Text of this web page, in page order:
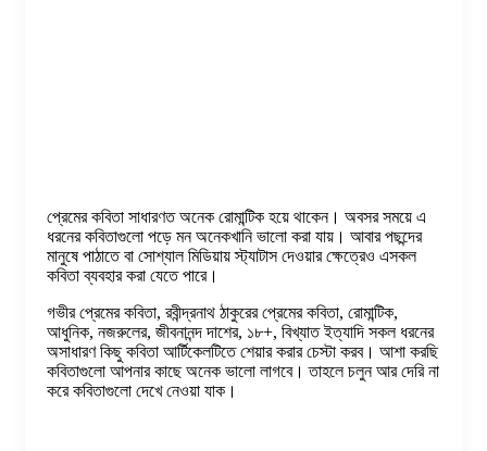
প্রেমের কবিতা সাধারণত অনেক রোমান্টিক হয়ে থাকেন। অবসর সময়ে এ
ধরনের কবিতাগুলো পড়ে মন অনেকখানি ভালো করা যায়। আবার পছন্দের
মানুষে পাঠাতে বা সোশ্যাল মিডিয়ায় স্ট্যাটাস দেওয়ার ক্ষেত্রেও এসকল
কবিতা ব্যবহার করা যেতে পারে।
গভীর প্রেমের কবিতা, রবীন্দ্রনাথ ঠাকুরের প্রেমের কবিতা, রোমান্টিক,
আধুনিক, নজরুলের, জীবনানন্দ দাশের, ১৮+, বিখ্যাত ইত্যাদি সকল ধরনের
অসাধারণ কিছু কবিতা আর্টিকেলটিতে শেয়ার করার চেস্টা করব। আশা করছি
কবিতাগুলো আপনার কাছে অনেক ভালো লাগবে। তাহলে চলুন আর দেরি না
করে কবিতাগুলো দেখে নেওয়া যাক।